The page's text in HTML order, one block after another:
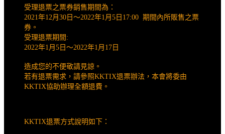
受理退票之票券銷售期間為：
2021年12月30日～2022年1月5日17:00 期間內所販售之票
券。
受理退票期間:
2022年1月5日～2022年1月17日
造成您的不便敬請見諒。
若有退票需求，請參照KKTIX退票辦法，本會將委由
KKTIX協助辦理全額退費。
KKTIX退票方式說明如下：